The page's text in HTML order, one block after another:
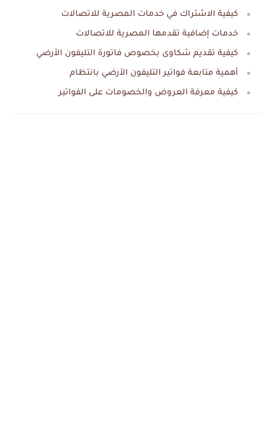
كيفية الاشتراك في خدمات المصرية للاتصالات
خدمات إضافية تقدمها المصرية للاتصالات
كيفية تقديم شكاوى بخصوص فاتورة التليفون الأرضي
أهمية متابعة فواتير التليفون الأرضي بانتظام
كيفية معرفة العروض والخصومات على الفواتير